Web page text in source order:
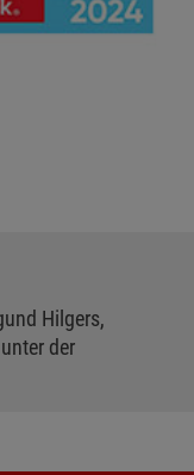
Hilgers,
der